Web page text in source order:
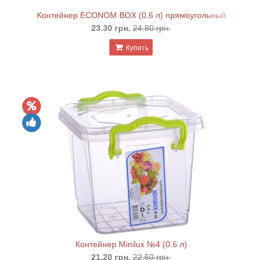
Контейнер ECONOM BOX (0.6 л) прямоугольный
23.30 грн. 24.80 грн.
Купить
Контейнер Minilux №4 (0.6 л)
21.20 грн. 22.60 грн.